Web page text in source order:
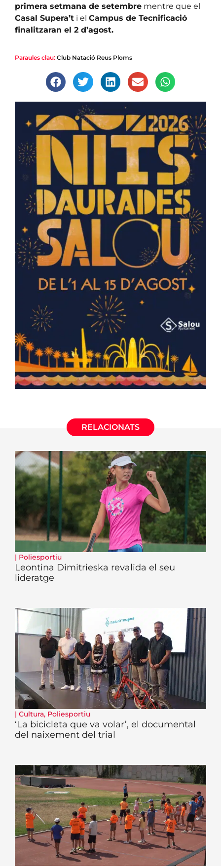
primera setmana de setembre mentre que el
Casal Supera’t i el Campus de Tecnificació
finalitzaran el 2 d’agost.
Paraules clau: Club Natació Reus Ploms
RELACIONATS
| Poliesportiu
Leontina Dimitrieska revalida el seu
lideratge
| Cultura, Poliesportiu
‘La bicicleta que va volar’, el documental
del naixement del trial